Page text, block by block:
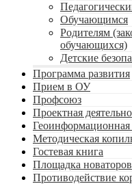
Обучающимся
Родителям
обучающихся)
Детские
Программа развития
Прием в ОУ
Профсоюз
Проектная
Геоинформационная
Методическая
Гостевая книга
Площадка новаторов
Противодействие